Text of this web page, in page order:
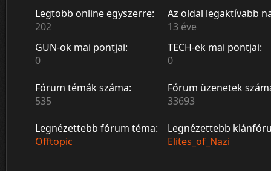
Legtöbb online egyszerre:
202
Az oldal legaktívabb
13 éve
GUN-ok mai pontjai:
0
TECH-ek mai pontjai:
0
Fórum témák száma:
535
Fórum üzenetek
33693
Legnézettebb fórum téma:
Offtopic
Legnézettebb
Elites_of_Nazi